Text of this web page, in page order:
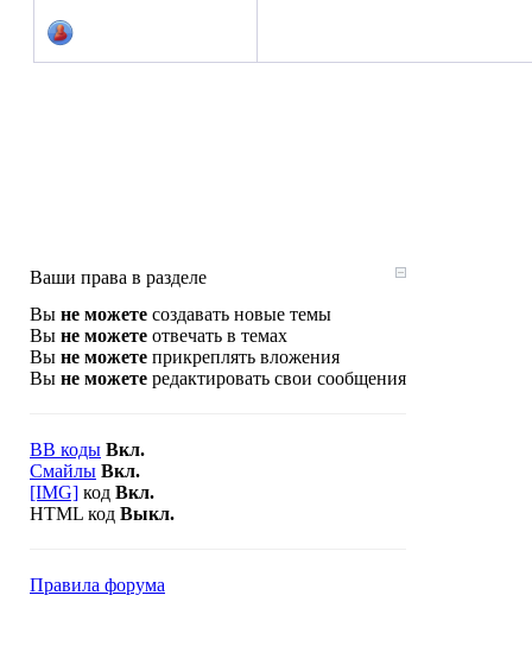
Ваши права в разделе
Вы не можете создавать новые темы
Вы не можете отвечать в темах
Вы не можете прикреплять вложения
Вы не можете редактировать свои сообщения
BB коды Вкл.
Смайлы Вкл.
[IMG] код Вкл.
HTML код Выкл.
Правила форума